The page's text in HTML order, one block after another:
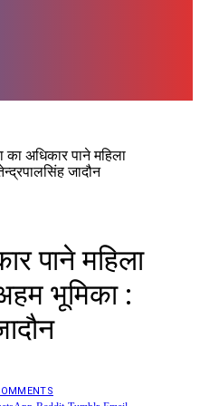
का अधिकार पाने महिला
जादौन
पाने महिला
भूमिका :